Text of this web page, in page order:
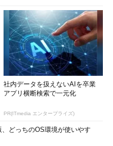
も足もでないので、問題文その
いといけないようである。
分に注目した。見慣れた何か
NSCD_122908.OFZE
を仮定して考えると、下記の
。
社内データを扱えないAIを卒業
アプリ横断検索で一元化
PR(ITmedia エンタープライズ)
どっちのOS環境が使いやす